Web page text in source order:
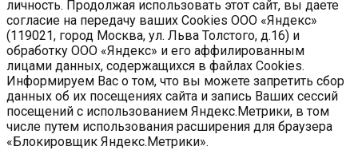
личность. Продолжая использовать этот сайт, вы даете
согласие на передачу ваших Cookies ООО «Яндекс»
(119021, город Москва, ул. Льва Толстого, д.16) и
обработку ООО «Яндекс» и его аффилированным
лицами данных, содержащихся в файлах Cookies.
Информируем Вас о том, что вы можете запретить сбор
данных об их посещениях сайта и запись Ваших сессий
посещений с использованием Яндекс.Метрики, в том
числе путем использования расширения для браузера
«Блокировщик Яндекс.Метрики».